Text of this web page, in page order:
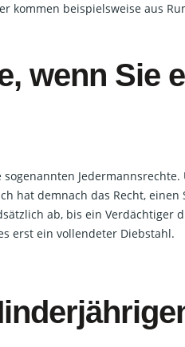
kommen beispielsweise aus
wenn Sie
Jedermannsrechte.
hat demnach das Recht, einen
ab, bis ein Verdächtiger
erst ein vollendeter Diebstahl.